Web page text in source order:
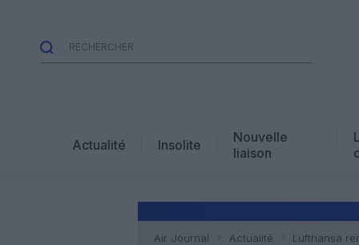
Actualité Insolite
Nouvelle
liaison
Air Journal Actualité Lufthansa